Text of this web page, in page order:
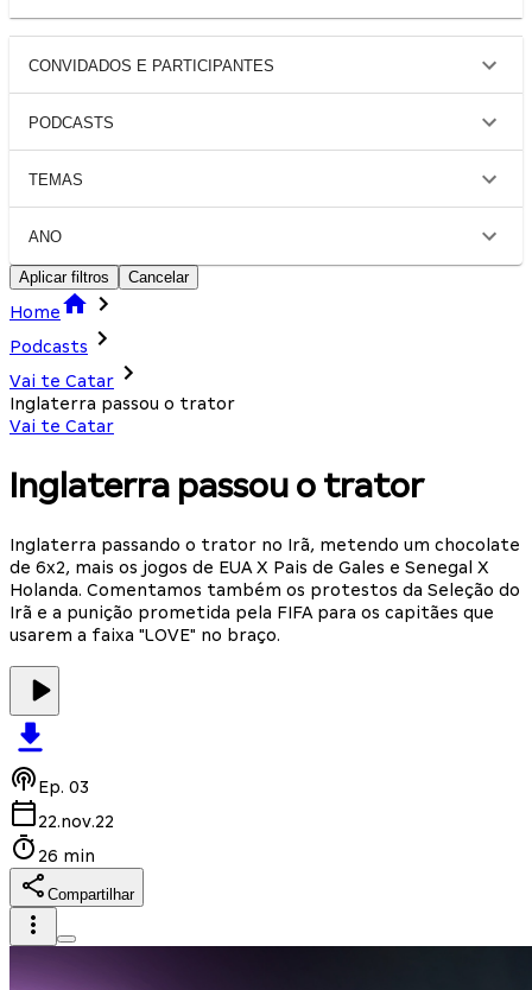
CONVIDADOS E PARTICIPANTES
PODCASTS
TEMAS
ANO
Aplicar filtros Cancelar
Home
Podcasts
Vai te Catar
Inglaterra passou o trator
Vai te Catar
Inglaterra passou o trator
Inglaterra passando o trator no Irã, metendo um chocolate
de 6x2, mais os jogos de EUA X Pais de Gales e Senegal X
Holanda. Comentamos também os protestos da Seleção do
Irã e a punição prometida pela FIFA para os capitães que
usarem a faixa "LOVE" no braço.
Ep. 03
22.nov.22
26 min
Compartilhar